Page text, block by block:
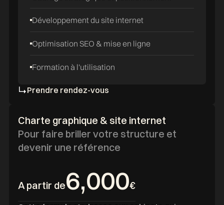
Développement du site internet
Optimisation SEO & mise en ligne
Formation à l'utilisation
Prendre rendez-vous
Charte graphique & site internet
Pour faire briller votre structure et
devenir une référence
A partir de6,000€